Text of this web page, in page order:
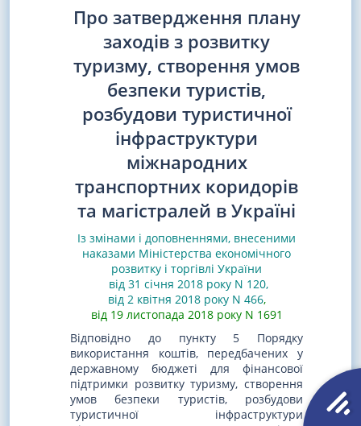
Про затвердження плану
заходів з розвитку
туризму, створення умов
безпеки туристів,
розбудови туристичної
інфраструктури
міжнародних
транспортних коридорів
та магістралей в Україні
Із змінами і доповненнями, внесеними
наказами Міністерства економічного
розвитку і торгівлі України
від 31 січня 2018 року N 120,
від 2 квітня 2018 року N 466,
від 19 листопада 2018 року N 1691
Відповідно до пункту 5 Порядку
використання коштів, передбачених у
державному бюджеті для фінансової
підтримки розвитку туризму, створення
умов безпеки туристів, розбудови
туристичної інфраструктури